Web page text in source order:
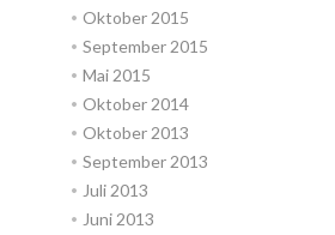
Oktober 2015
September 2015
Mai 2015
Oktober 2014
Oktober 2013
September 2013
Juli 2013
Juni 2013